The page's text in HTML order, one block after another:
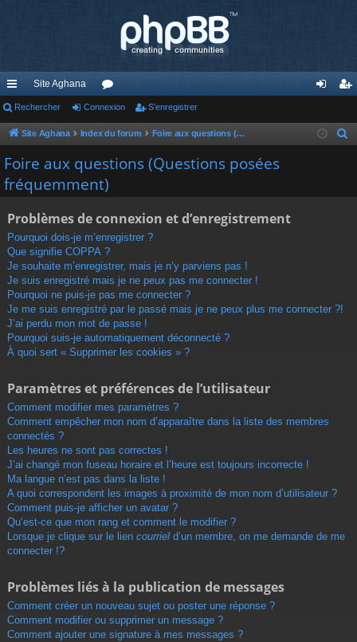
cc
ès
ra
pi
Site Aghana
or
u
s
ne nr
Rechercher Connexion S’enregistrer
Site Aghana Index du forum Foire aux questions (Questions posées fréquemment)
Foire aux questions (Questions posées
fréquemment)
Problèmes de connexion et d’enregistrement
Pourquoi dois-je m’enregistrer ?
Que signifie COPPA ?
Je souhaite m’enregistrer, mais je n’y parviens pas !
Je suis enregistré mais je ne peux pas me connecter !
Pourquoi ne puis-je pas me connecter ?
Je me suis enregistré par le passé mais je ne peux plus me connecter ?!
J’ai perdu mon mot de passe !
Pourquoi suis-je automatiquement déconnecté ?
À quoi sert « Supprimer les cookies » ?
Paramètres et préférences de l’utilisateur
Comment modifier mes paramètres ?
Comment empêcher mon nom d’apparaître dans la liste des membres
connectés ?
Les heures ne sont pas correctes !
J’ai changé mon fuseau horaire et l’heure est toujours incorrecte !
Ma langue n’est pas dans la liste !
A quoi correspondent les images à proximité de mon nom d’utilisateur ?
Comment puis-je afficher un avatar ?
Qu’est-ce que mon rang et comment le modifier ?
Lorsque je clique sur le lien courriel d’un membre, on me demande de me
connecter !?
Problèmes liés à la publication de messages
Comment créer un nouveau sujet ou poster une réponse ?
Comment modifier ou supprimer un message ?
Comment ajouter une signature à mes messages ?